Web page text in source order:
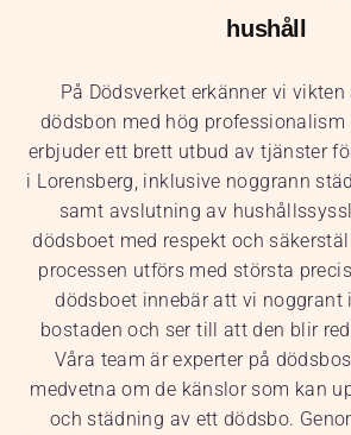
hushåll
På Dödsverket erkänner vi
dödsbon med hög professionalism
erbjuder ett brett utbud av tjänster
i Lorensberg, inklusive noggrann
samt avslutning av
dödsboet med respekt och
processen utförs med största
dödsboet innebär att vi noggrant
bostaden och ser till att den blir
Våra team är experter på
medvetna om de känslor som kan
och städning av ett dödsbo.